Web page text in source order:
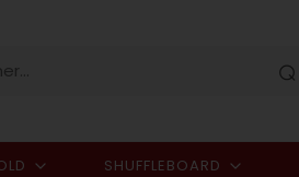
SHUFFLEBOARD